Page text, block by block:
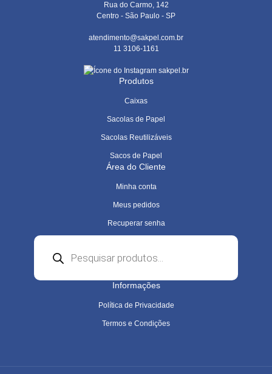
Rua do Carmo, 142
Centro - São Paulo - SP
atendimento@sakpel.com.br
11 3106-1161
sakpel.br
Produtos
Caixas
Sacolas de Papel
Sacolas Reutilizáveis
Sacos de Papel
Área do Cliente
Minha conta
Meus pedidos
Recuperar senha
produtos
Informações
Política de Privacidade
Termos e Condições